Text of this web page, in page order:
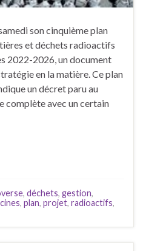
son cinquième plan
et déchets radioactifs
2022-2026, un document
en la matière. Ce plan
un décret paru au
complète avec un certain
, déchets, gestion,
, plan, projet, radioactifs,